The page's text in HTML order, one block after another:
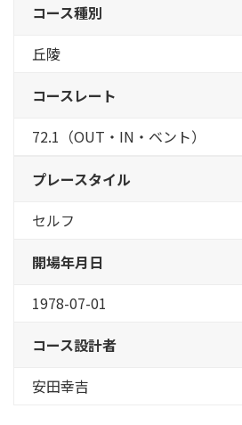
コース種別
丘陵
コースレート
72.1（OUT・IN・ベント）
プレースタイル
セルフ
開場年月日
1978-07-01
コース設計者
安田幸吉